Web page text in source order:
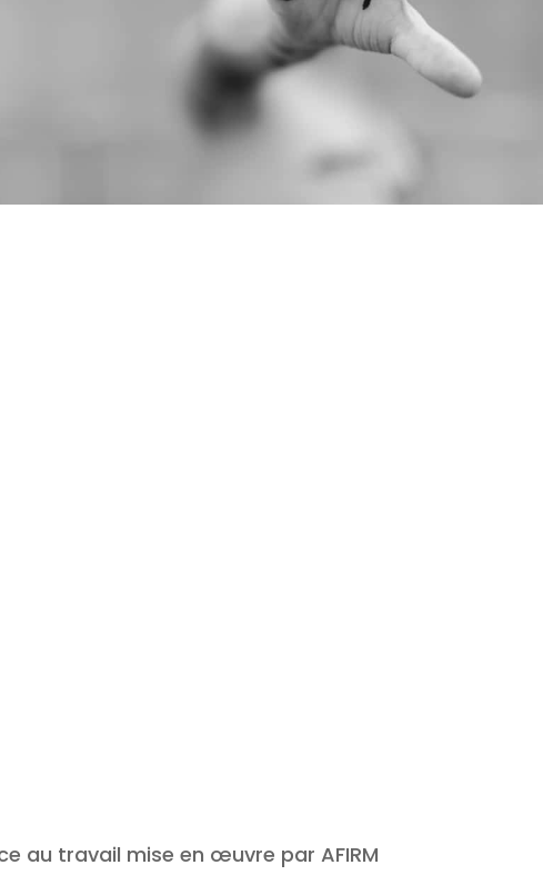
au travail mise en œuvre par AFIRM